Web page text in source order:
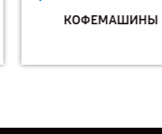
КОФЕМАШИНЫ